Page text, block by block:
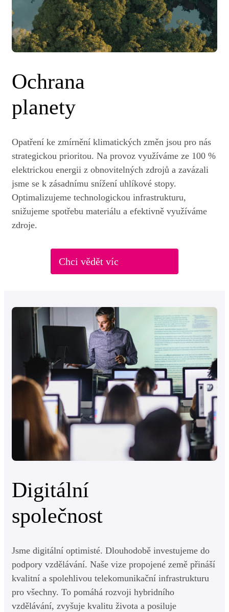
Ochrana
planety
Opatření ke zmírnění klimatických změn jsou pro nás
strategickou prioritou. Na provoz využíváme ze 100 %
elektrickou energii z obnovitelných zdrojů a zavázali
jsme se k zásadnímu snížení uhlíkové stopy.
Optimalizujeme technologickou infrastrukturu,
snižujeme spotřebu materiálu a efektivně využíváme
zdroje.
Chci vědět víc
Digitální
společnost
Jsme digitální optimisté. Dlouhodobě investujeme do
podpory vzdělávání. Naše vize propojené země přináší
kvalitní a spolehlivou telekomunikační infrastrukturu
pro všechny. To pomáhá rozvoji hybridního
vzdělávání, zvyšuje kvalitu života a posiluje